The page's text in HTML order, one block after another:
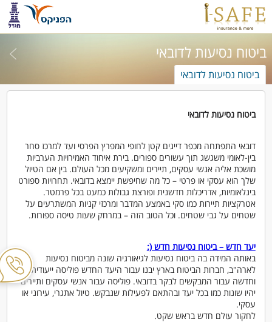
ביטוח נסיעות לדובאי
ביטוח נסיעות לדובאי
ביטוח נסיעות לדובאי
דובאי התפתחה מכפר דייגים קטן לחופי המפרץ הפרסי ועד למרכז סחר
בין-לאומי משגשג תוך עשורים ספורים. בירת איחוד האמירויות הערביות
מושכת אליה אנשי עסקים, תיירים ומשקיעים מכל העולם. בין אם הטיול
שלך הוא עסקי או פרטי – כל מה שחיפשת יימצא בדובאי. תחרויות ספורט
בינלאומיות, אדריכלות חדשנית ופורצת גבולות כמעט בכל פרמטר.
אטרקציות תיירות כמו סקי באמצע המדבר ומרכזי קניות המשתרעים על
שטחים על גבי שטחים. וכל הטוב הזה – במרחק שעות טיסה ספורות.
יעד חדש – ביטוח נסיעות חדש (:
באותה המידה בה ביטוח נסיעות לגיאורגיה שונה מביטוח נסיעות
לארה"ב, חברות הביטוח בארץ יבנו עבור היעד החדש פוליסה ייעודית
וחדשה עבור המבקשים לבקר בדובאי. פוליסה עבור אנשי עסקים ותיירים
יהיו שונות כמו בכל יעד ובהתאם לפעילות שנבקש. טיול אתגרי, עירוני או
עסקי.
לחקור עולם חדש בראש שקט.